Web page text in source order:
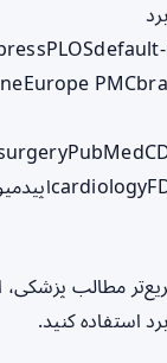
PLOS
Europe PMC
PubMed
cardiology
مطالب پزشکی،
استفاده کنید.